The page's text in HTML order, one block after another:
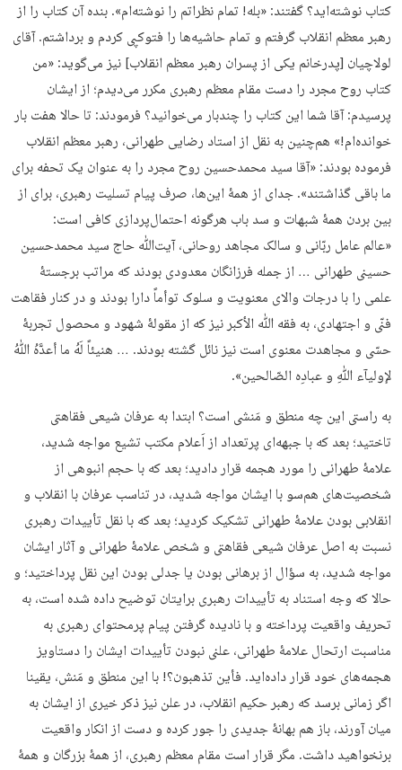
کتاب نوشته‌اید؟ گفتند: «بله! تمام نظراتم را نوشته‌ام». بنده آن کتاب را از
رهبر معظم انقلاب گرفتم و تمام حاشیه‌ها را فتوکپی کردم و برداشتم. آقای
لولاچیان [پدرخانم یکی از پسران رهبر معظم انقلاب] نیز می‌گوید: «من
کتاب روح مجرد را دست مقام معظم رهبری مکرر می‌دیدم؛ از ایشان
پرسیدم: آقا شما این کتاب را چندبار می‌خوانید؟ فرمودند: تا حالا هفت بار
خوانده‌ام!» هم‌چنین به‌ نقل از استاد رضایی طهرانی، رهبر معظم انقلاب
فرموده بودند: «آقا سید محمدحسین روح مجرد را به‌ عنوان یک تحفه برای
ما باقی گذاشتند». جدای از همۀ این‌ها، صرف پیام تسلیت رهبری، برای از
بین بردن همۀ شبهات و سد باب هرگونه احتمال‌پردازی کافی است:
«عالم عامل ربّانی و سالک مجاهد روحانی، آیت‌ﷲ حاج سید محمدحسین
حسینی طهرانی … از جمله فرزانگان معدودی بودند که مراتب برجستۀ
علمی را با درجات والای معنویت و سلوک توأماً دارا بودند و در کنار فقاهت
فنّی و اجتهادی، به فقه ﷲ الأکبر نیز که از مقولۀ شهود و محصول تجربۀ
حسّی و مجاهدت معنوی است نیز نائل گشته بودند. … هنیئاً لَهُ ما أعدَّهُ ﷲُ
لإولیآء ﷲِ و عبادِه الصّالحین».
به‌ راستی این چه منطق و مَنشی است؟ ابتدا به عرفان شیعی فقاهتی
تاختید؛ بعد که با جبهه‌ای پرتعداد از اَعلام مکتب تشیع مواجه شدید،
علامۀ طهرانی را مورد هجمه قرار دادید؛ بعد که با حجم انبوهی از
شخصیت‌های هم‌سو با ایشان مواجه شدید، در تناسب عرفان با انقلاب و
انقلابی‌ بودن علامۀ طهرانی تشکیک کردید؛ بعد که با نقل تأییدات رهبری
نسبت به اصل عرفان شیعی فقاهتی و شخص علامۀ طهرانی و آثار ایشان
مواجه شدید، به سؤال از برهانی‌ بودن یا جدلی‌ بودن این نقل پرداختید؛ و
حالا که وجه استناد به تأییدات رهبری برایتان توضیح داده شده است، به
تحریف واقعیت پرداخته و با نادیده‌ گرفتن پیام پرمحتوای رهبری به‌
مناسبت ارتحال علامۀ طهرانی، علنی‌ نبودن تأییدات ایشان را دستاویز
هجمه‌های خود قرار داده‌اید. فأین تذهبون؟! با این منطق و مَنش، یقینا
اگر زمانی برسد که رهبر حکیم انقلاب، در علن نیز ذکر خیری از ایشان به
میان آورند، باز هم بهانۀ جدیدی را جور کرده و دست از انکار واقعیت
برنخواهید داشت. مگر قرار است مقام معظم رهبری، از همۀ بزرگان و همۀ